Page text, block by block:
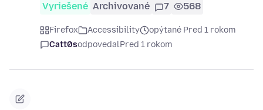
Vyriešené Archivované 7 568
Firefox Accessibility
opýtané Pred 1 rokom
Catt0sodpovedalPred 1 rokom